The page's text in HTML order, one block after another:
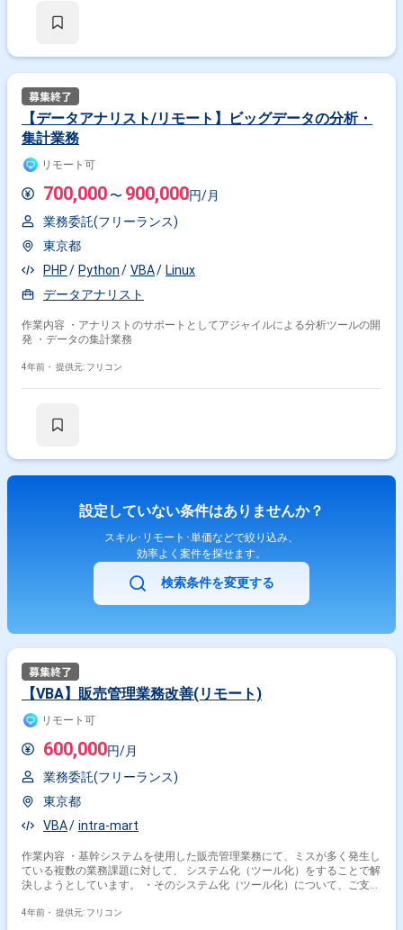
【データアナリスト/リモート】ビッグデータの分析・
集計業務
リモート可
700,000 〜 900,000円/月
業務委託(フリーランス)
東京都
PHP
Python VBA
Linux
データアナリスト
作業内容 ・アナリストのサポートとしてアジャイルによる分析ツールの開
発 ・データの集計業務
4年前・ 提供元: フリコン
設定していない条件はありませんか？
スキル･リモート･単価などで絞り込み、
効率よく案件を探せます。
検索条件を変更する
【VBA】販売管理業務改善(リモート)
リモート可
600,000円/月
業務委託(フリーランス)
東京都
VBA
intra-mart
作業内容 ・基幹システムを使用した販売管理業務にて、ミスが多く発生し
ている複数の業務課題に対して、 システム化（ツール化）をすることで解
決しようとしています。 ・そのシステム化（ツール化）について、ご支援
4年前・ 提供元: フリコン